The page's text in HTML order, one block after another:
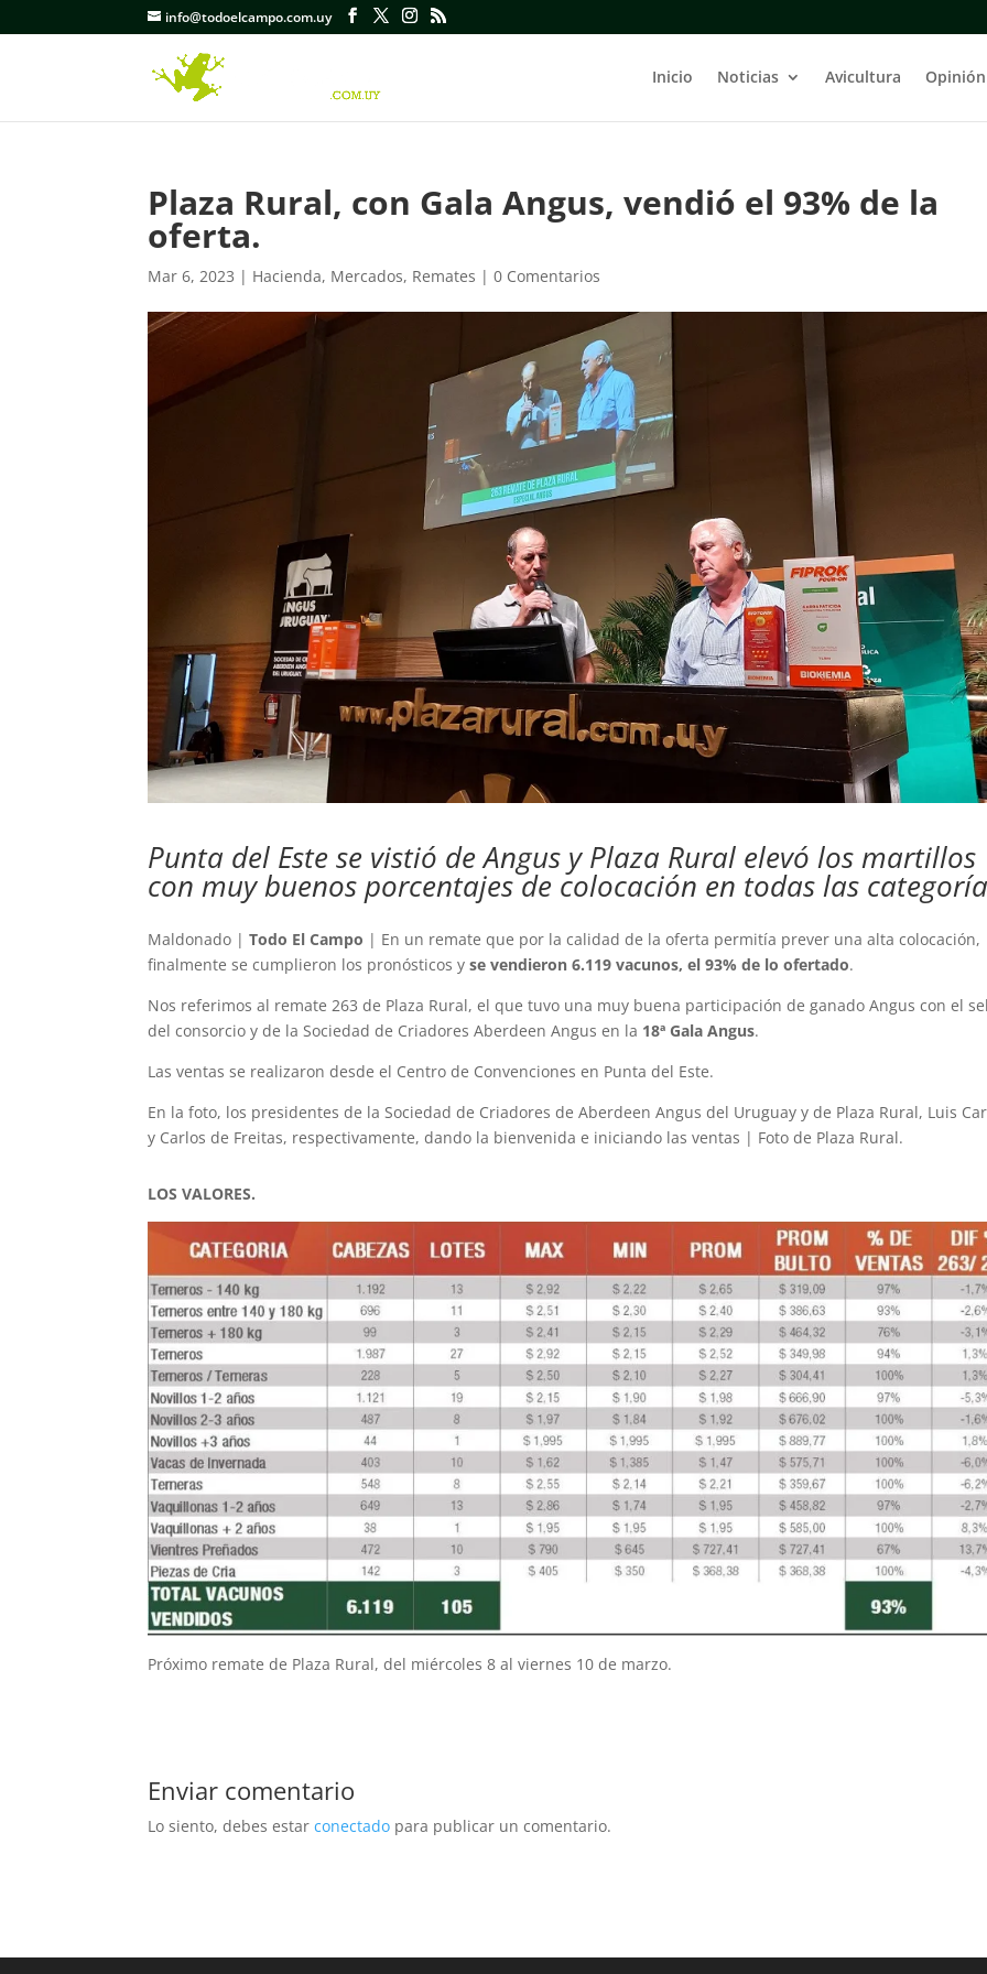
info@todoelcampo.com.uy
Inicio Noticias Avicultura Opinión
Plaza Rural, con Gala Angus, vendió el 93% de la
oferta.
Mar 6, 2023 | Hacienda, Mercados, Remates |0 Comentarios
Punta del Este se vistió de Angus y Plaza Rural elevó los martillos
con muy buenos porcentajes de colocación en todas las
Maldonado |Todo El Campo | En un remate que por la calidad de la oferta permitía prever una alta colocación,
finalmente se cumplieron los pronósticos yse vendieron 6.119 vacunos, el 93% de lo ofertado.
Nos referimos al remate 263 de Plaza Rural, el que tuvo una muy buena participación de ganado Angus con el
del consorcio y de la Sociedad de Criadores Aberdeen Angus en la 18ª Gala Angus.
Las ventas se realizaron desde el Centro de Convenciones en Punta del Este.
En la foto, los presidentes de la Sociedad de Criadores de Aberdeen Angus del Uruguay y de Plaza Rural, Luis
y Carlos de Freitas, respectivamente, dando la bienvenida e iniciando las ventas | Foto de Plaza Rural.
LOS VALORES.
Próximo remate de Plaza Rural, del miércoles 8 al viernes 10 de marzo.
Enviar comentario
Lo siento, debes estarconectado para publicar un comentario.